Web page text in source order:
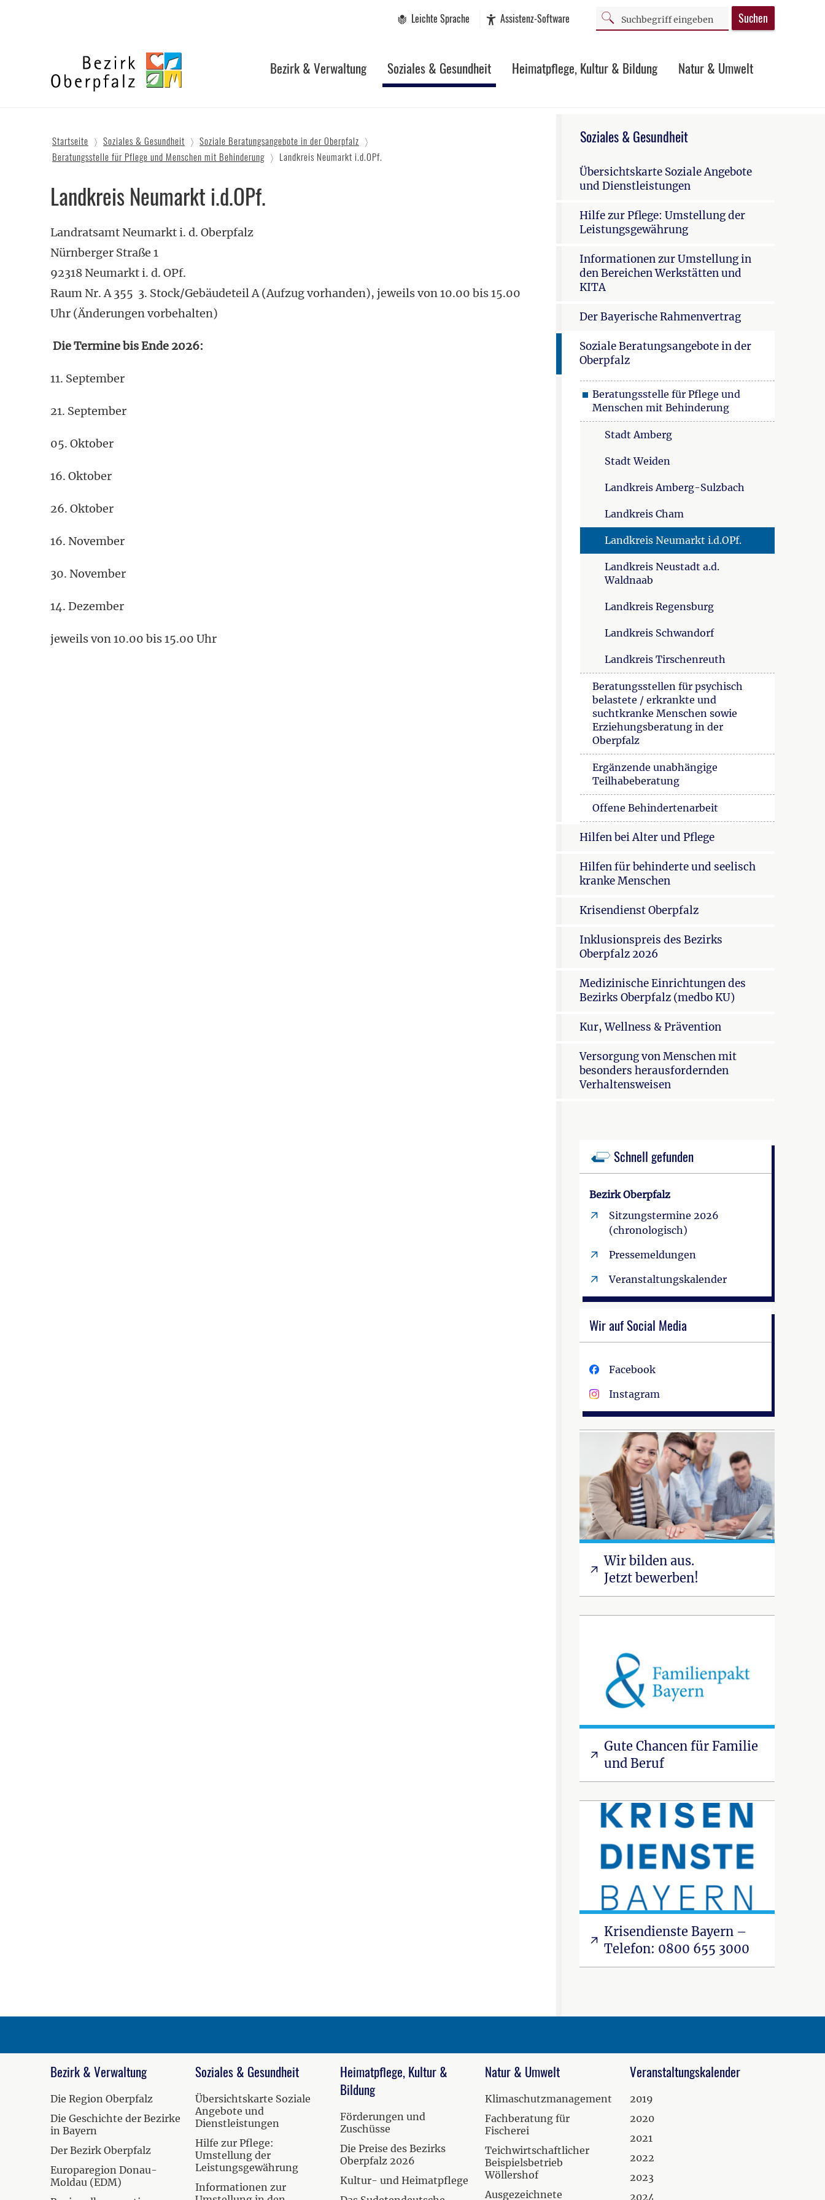
Bezirk
Oberpfalz
Leichte Sprache Assistenz-Software Suchen
Bezirk & Verwaltung Soziales & Gesundheit Heimatpflege, Kultur & Bildung Natur & Umwelt
Startseite Soziales & Gesundheit
Soziale Beratungsangebote in der Oberpfalz
Beratungsstelle für Pflege und Menschen mit Behinderung
Landkreis Neumarkt i.d.OPf.
Landkreis Neumarkt i.d.OPf.
Landratsamt Neumarkt i. d. Oberpfalz
Nürnberger Straße 1
92318 Neumarkt i. d. OPf.
Raum Nr. A 355 3. Stock/Gebäudeteil A (Aufzug vorhanden), jeweils von 10.00 bis 15.00
Uhr (Änderungen vorbehalten)
Die Termine bis Ende 2026:
11. September
21. September
05. Oktober
16. Oktober
26. Oktober
16. November
30. November
14. Dezember
jeweils von 10.00 bis 15.00 Uhr
Soziales & Gesundheit
Übersichtskarte Soziale Angebote
und Dienstleistungen
Hilfe zur Pflege: Umstellung der
Leistungsgewährung
Informationen zur Umstellung in
den Bereichen Werkstätten und
KITA
Der Bayerische Rahmenvertrag
Soziale Beratungsangebote in der
Oberpfalz
Beratungsstelle für Pflege und
Menschen mit Behinderung
Stadt Amberg
Stadt Weiden
Landkreis Amberg-Sulzbach
Landkreis Cham
Landkreis Neumarkt i.d.OPf.
Landkreis Neustadt a.d.
Waldnaab
Landkreis Regensburg
Landkreis Schwandorf
Landkreis Tirschenreuth
Beratungsstellen für psychisch
belastete / erkrankte und
suchtkranke Menschen sowie
Erziehungsberatung in der
Oberpfalz
Ergänzende unabhängige
Teilhabeberatung
Offene Behindertenarbeit
Hilfen bei Alter und Pflege
Hilfen für behinderte und seelisch
kranke Menschen
Krisendienst Oberpfalz
Inklusionspreis des Bezirks
Oberpfalz 2026
Medizinische Einrichtungen des
Bezirks Oberpfalz (medbo KU)
Kur, Wellness & Prävention
Versorgung von Menschen mit
besonders herausfordernden
Verhaltensweisen
Schnell gefunden
Bezirk Oberpfalz
Sitzungstermine 2026
(chronologisch)
Pressemeldungen
Veranstaltungskalender
Wir auf Social Media
Facebook
Instagram
Wir bilden aus.
Jetzt bewerben!
Gute Chancen für Familie
und Beruf
Krisendienste Bayern –
Telefon: 0800 655 3000
Bezirk & Verwaltung
Die Region Oberpfalz
Die Geschichte der Bezirke
in Bayern
Der Bezirk Oberpfalz
Europaregion Donau-
Moldau (EDM)
Soziales & Gesundheit
Übersichtskarte Soziale
Angebote und
Dienstleistungen
Hilfe zur Pflege:
Umstellung der
Leistungsgewährung
Informationen zur
Heimatpflege, Kultur &
Bildung
Förderungen und
Zuschüsse
Die Preise des Bezirks
Oberpfalz 2026
Kultur- und Heimatpflege
Natur & Umwelt
Klimaschutzmanagement
Fachberatung für
Fischerei
Teichwirtschaftlicher
Beispielsbetrieb
Wöllershof
Ausgezeichnete
Veranstaltungskalender
2019
2020
2021
2022
2023
2024